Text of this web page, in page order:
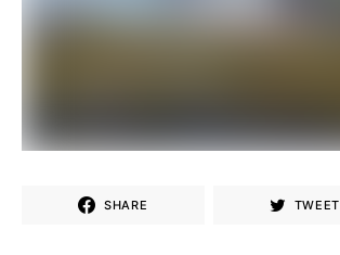
SHARE TWEET